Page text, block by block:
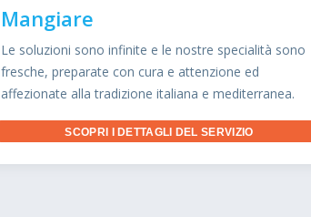
Mangiare
Le soluzioni sono infinite e le nostre specialità sono
fresche, preparate con cura e attenzione ed
affezionate alla tradizione italiana e mediterranea.
SCOPRI I DETTAGLI DEL SERVIZIO